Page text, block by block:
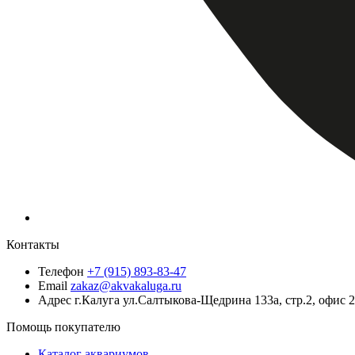
Контакты
Телефон +7 (915) 893-83-47
Email zakaz@akvakaluga.ru
Адрес г.Калуга ул.Салтыкова-Щедрина 133а, стр.2, офис
Помощь покупателю